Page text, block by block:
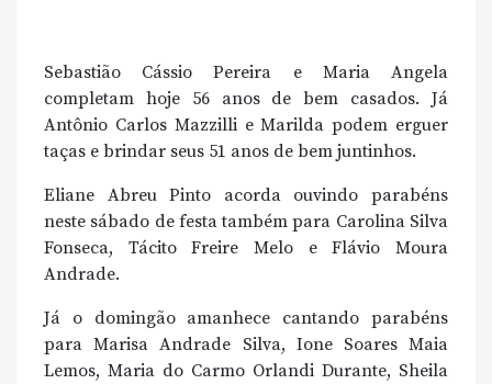
Sebastião Cássio Pereira e Maria Angela
completam hoje 56 anos de bem casados. Já
Antônio Carlos Mazzilli e Marilda podem erguer
taças e brindar seus 51 anos de bem juntinhos.
Eliane Abreu Pinto acorda ouvindo parabéns
neste sábado de festa também para Carolina Silva
Fonseca, Tácito Freire Melo e Flávio Moura
Andrade.
Já o domingão amanhece cantando parabéns
para Marisa Andrade Silva, Ione Soares Maia
Lemos, Maria do Carmo Orlandi Durante, Sheila